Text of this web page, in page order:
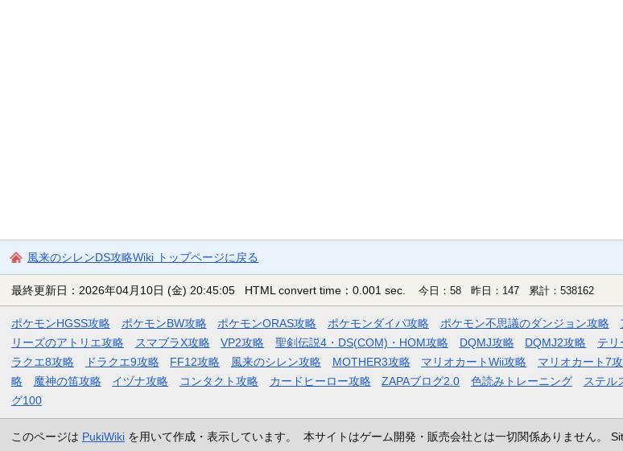
風来のシレンDS攻略Wiki トップページに戻る
最終更新日：2026年04月10日 (金) 20:45:05 HTML convert time：0.001 sec. 今日：58 昨日：147 累計：538162
ポケモンHGSS攻略 ポケモンBW攻略 ポケモンORAS攻略 ポケモンダイパ攻略 ポケモン不思議のダンジョン攻略
リーズのアトリエ攻略
スマブラX攻略 VP2攻略 聖剣伝説4・DS(COM)・HOM攻略 DQMJ攻略 DQMJ2攻略 テリ
ラクエ8攻略
ドラクエ9攻略 FF12攻略 風来のシレン攻略 MOTHER3攻略 マリオカートWii攻略 マリオカート7
略
魔神の笛攻略 イヅナ攻略 コンタクト攻略 カードヒーロー攻略 ZAPAブログ2.0 色読みトレーニング ステル
グ100
このページは PukiWikiを用いて作成・表示しています。 本サイトはゲーム開発・販売会社とは一切関係ありません。